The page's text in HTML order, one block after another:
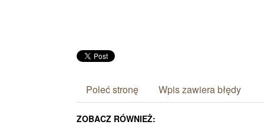
Poleć stronę Wpis zawiera błędy
ZOBACZ RÓWNIEŻ: